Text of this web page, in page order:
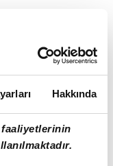
Hakkında